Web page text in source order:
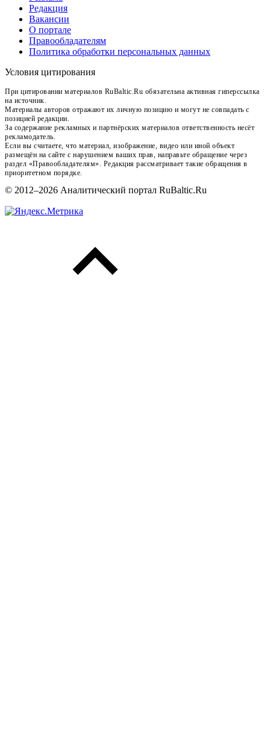
Редакция
Вакансии
О портале
Правообладателям
Политика обработки персональных данных
Условия цитирования
При цитировании материалов RuBaltic.Ru обязательна активная гиперссылка
на источник.
Материалы авторов отражают их личную позицию и могут не совпадать с
позицией редакции.
За содержание рекламных и партнёрских материалов ответственность несёт
рекламодатель.
Если вы считаете, что материал, изображение, видео или иной объект
размещён на сайте с нарушением ваших прав, направьте обращение через
раздел «Правообладателям». Редакция рассматривает такие обращения в
приоритетном порядке.
© 2012–2026 Аналитический портал RuBaltic.Ru